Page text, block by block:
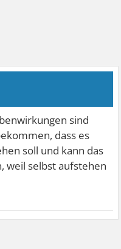
sind
dass es
soll und kann das
weil selbst aufstehen